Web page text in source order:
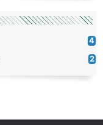
4
2